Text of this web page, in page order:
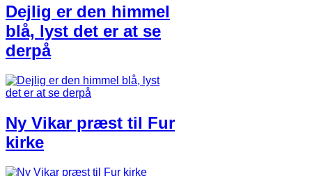
Dejlig er den himmel
blå, lyst det er at se
derpå
Ny Vikar præst til Fur
kirke